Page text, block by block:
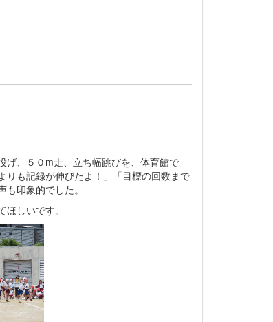
、５０m走、立ち幅跳びを、体育館で
りも記録が伸びたよ！」「目標の回数まで
印象的でした。
しいです。